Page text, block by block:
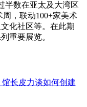
半数在亚太及大湾区
，联动100+家美术
化社区等。在此期
重要展览。
长皮力谈如何创建